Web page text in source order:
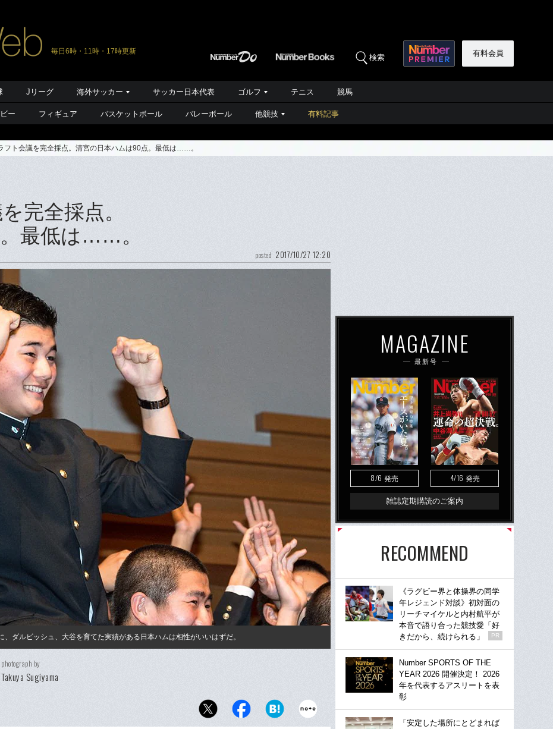
毎日6時・11時・17時更新
検索 有料会員
Jリーグ 海外サッカー サッカー日本代表 ゴルフ テニス 競馬
ー フィギュア バスケットボール バレーボール 他競技 有料記事
フト会議を完全採点。清宮の日本ハムは90点。最低は……。
完全採点。
最低は……。
posted 2017/10/27 12:20
ダルビッシュ、大谷を育てた実績がある日本ハムは相性がいいはずだ。
photograph by
Takuya Sugiyama
MAGAZINE
最新号
8/6 発売 4/16 発売
雑誌定期購読のご案内
RECOMMEND
《ラグビー界と体操界の同学
年レジェンド対談》初対面の
リーチマイケルと内村航平が
本音で語り合った競技愛「好
きだから、続けられる」
PR
Number SPORTS OF THE
YEAR 2026 開催決定！ 2026
年を代表するアスリートを表
彰
「安定した場所にとどまれば